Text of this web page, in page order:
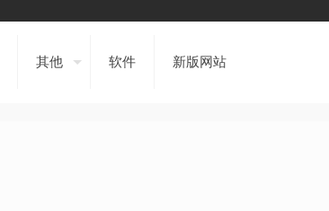
其他 软件 新版网站